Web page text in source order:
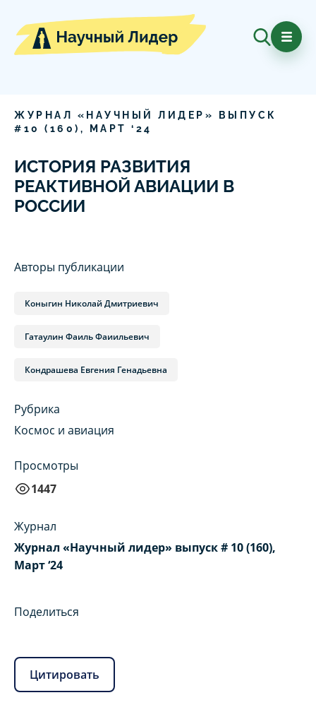
ЖУРНАЛ «НАУЧНЫЙ ЛИДЕР» ВЫПУСК
# 10 ( 160 ), МАРТ ‘ 24
ИСТОРИЯ РАЗВИТИЯ
РЕАКТИВНОЙ АВИАЦИИ В
РОССИИ
Авторы публикации
Коныгин Николай Дмитриевич
Гатаулин Фаиль Фаиильевич
Кондрашева Евгения Генадьевна
Рубрика
Космос и авиация
Просмотры
1447
Журнал
Журнал «Научный лидер» выпуск # 10 (160),
Март ‘24
Поделиться
Цитировать